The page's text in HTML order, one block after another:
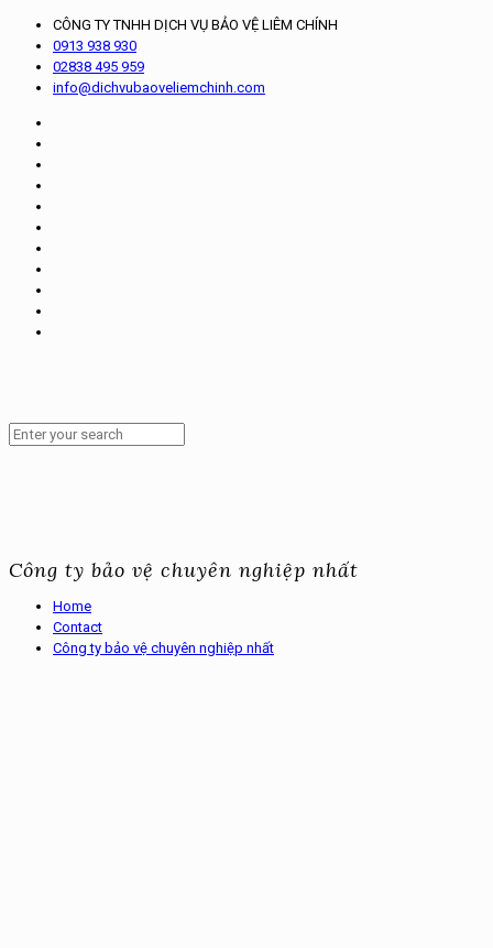
CÔNG TY TNHH DỊCH VỤ BẢO VỆ LIÊM CHÍNH
0913 938 930
02838 495 959
info@dichvubaoveliemchinh.com
Công ty bảo vệ chuyên nghiệp nhất
Home
Contact
Công ty bảo vệ chuyên nghiệp nhất